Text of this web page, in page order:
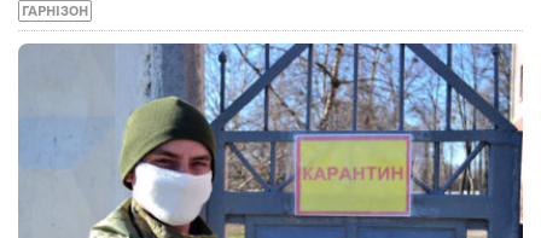
ГАРНІЗОН